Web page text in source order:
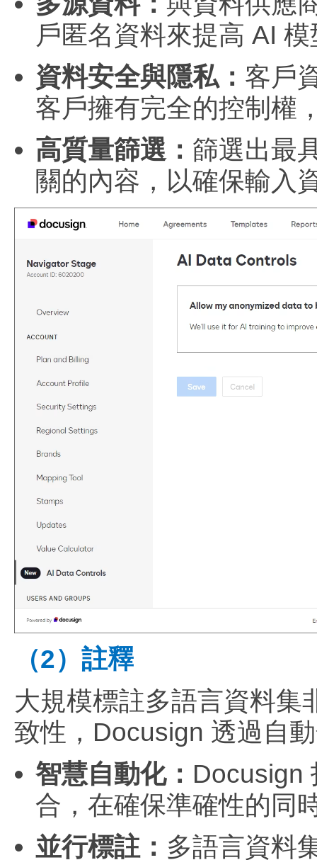
戶匿名資料來提高 AI
資料安全與隱私： 客戶
客戶擁有完全的控制權
高質量篩選： 篩選出最
關的內容，以確保輸入
（2）註釋
大規模標註多語言資料集
致性，Docusign 透過自
智慧自動化： Docusign
合，在確保準確性的同
並行標註： 多語言資料